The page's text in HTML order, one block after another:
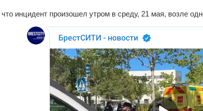
инцидент произошел утром в среду, 21 мая, возле